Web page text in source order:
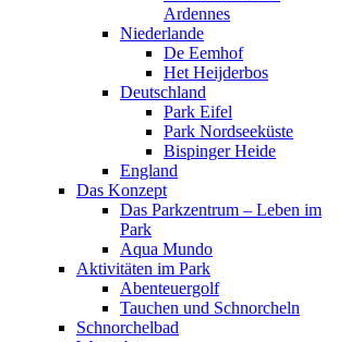
Ardennes
Niederlande
De Eemhof
Het Heijderbos
Deutschland
Park Eifel
Park Nordseeküste
Bispinger Heide
England
Das Konzept
Das Parkzentrum – Leben im
Park
Aqua Mundo
Aktivitäten im Park
Abenteuergolf
Tauchen und Schnorcheln
Schnorchelbad